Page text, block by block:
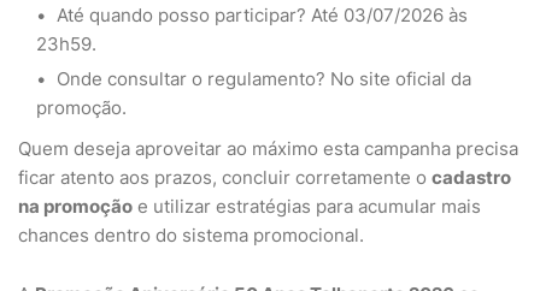
Até quando posso participar? Até 03/07/2026 às
23h59.
Onde consultar o regulamento? No site oficial da
promoção.
Quem deseja aproveitar ao máximo esta campanha precisa
ficar atento aos prazos, concluir corretamente o cadastro
na promoção e utilizar estratégias para acumular mais
chances dentro do sistema promocional.